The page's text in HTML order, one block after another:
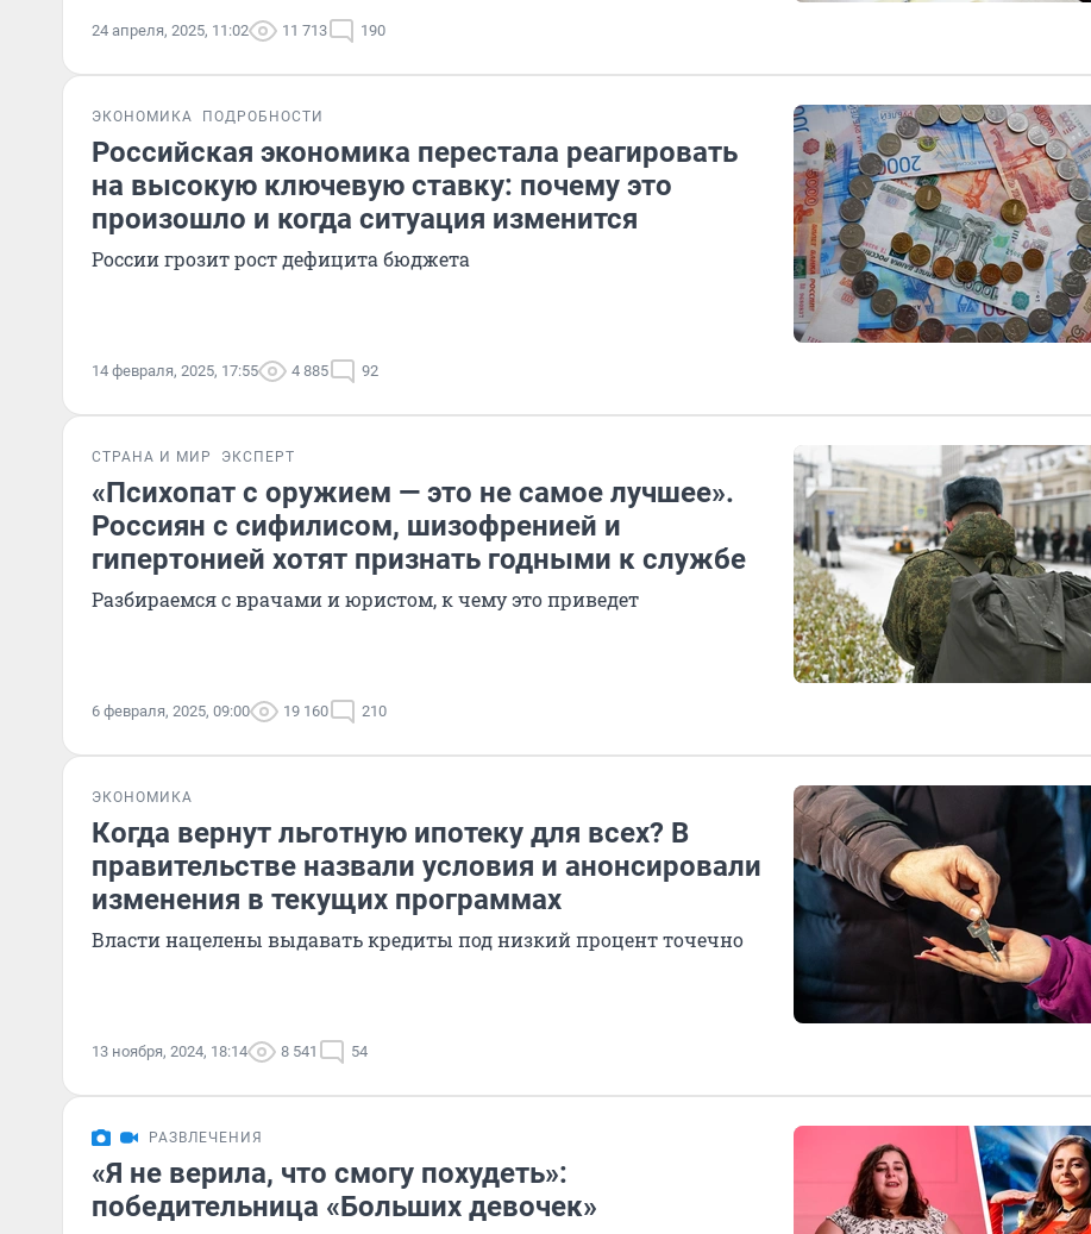
24 апреля, 2025, 11:02 11 713 190
ЭКОНОМИКА ПОДРОБНОСТИ
Российская экономика перестала реагировать
на высокую ключевую ставку: почему это
произошло и когда ситуация изменится
России грозит рост дефицита бюджета
14 февраля, 2025, 17:55 4 885 92
СТРАНА И МИР ЭКСПЕРТ
«Психопат с оружием — это не самое лучшее».
Россиян с сифилисом, шизофренией и
гипертонией хотят признать годными к службе
Разбираемся с врачами и юристом, к чему это приведет
6 февраля, 2025, 09:00 19 160 210
ЭКОНОМИКА
Когда вернут льготную ипотеку для всех? В
правительстве назвали условия и анонсировали
изменения в текущих программах
Власти нацелены выдавать кредиты под низкий процент точечно
13 ноября, 2024, 18:14 8 541 54
РАЗВЛЕЧЕНИЯ
«Я не верила, что смогу похудеть»:
победительница «Больших девочек»